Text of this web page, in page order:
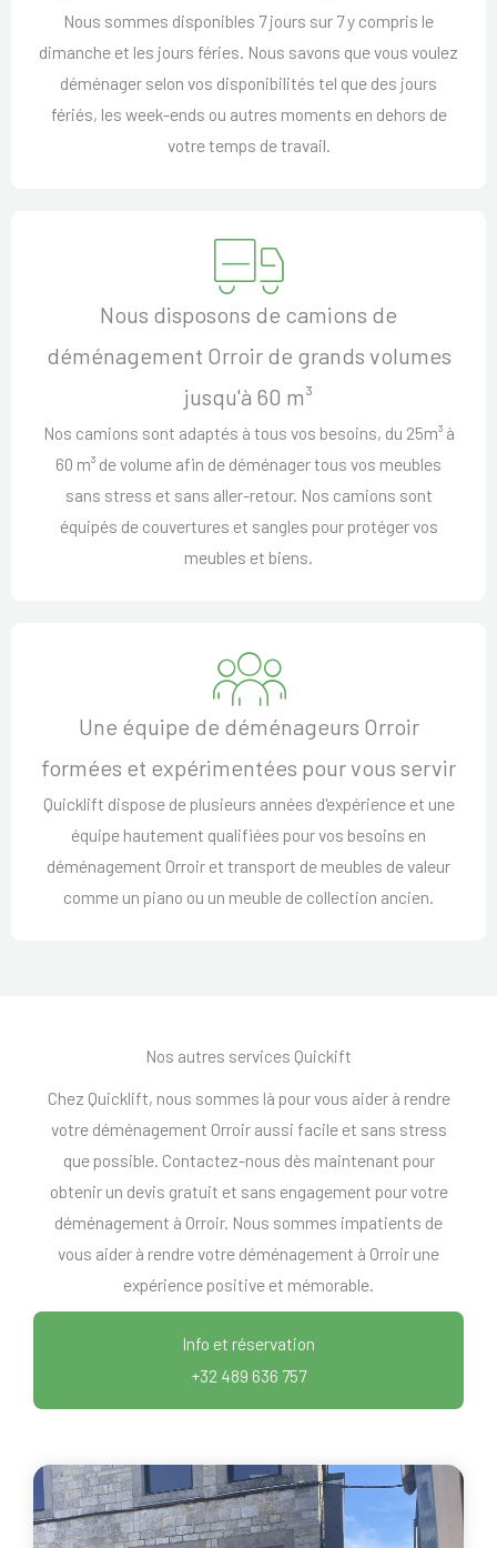
Nous sommes disponibles 7 jours sur 7 y compris le
dimanche et les jours féries. Nous savons que vous voulez
déménager selon vos disponibilités tel que des jours
fériés, les week-ends ou autres moments en dehors de
votre temps de travail.
Nous disposons de camions de
déménagement Orroir de grands volumes
jusqu'à 60 m³
Nos camions sont adaptés à tous vos besoins, du 25m³ à
60 m³ de volume afin de déménager tous vos meubles
sans stress et sans aller-retour. Nos camions sont
équipés de couvertures et sangles pour protéger vos
meubles et biens.
Une équipe de déménageurs Orroir
formées et expérimentées pour vous servir
Quicklift dispose de plusieurs années d'expérience et une
équipe hautement qualifiées pour vos besoins en
déménagement Orroir et transport de meubles de valeur
comme un piano ou un meuble de collection ancien.
Nos autres services Quickift
Chez Quicklift, nous sommes là pour vous aider à rendre
votre déménagement Orroir aussi facile et sans stress
que possible. Contactez-nous dès maintenant pour
obtenir un devis gratuit et sans engagement pour votre
déménagement à Orroir. Nous sommes impatients de
vous aider à rendre votre déménagement à Orroir une
expérience positive et mémorable.
Info et réservation
+32 489 636 757